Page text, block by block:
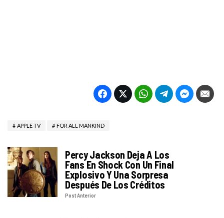
APPLE TV FOR ALL MANKIND
Percy Jackson Deja A Los
Fans En Shock Con Un Final
Explosivo Y Una Sorpresa
Después De Los Créditos
Post Anterior